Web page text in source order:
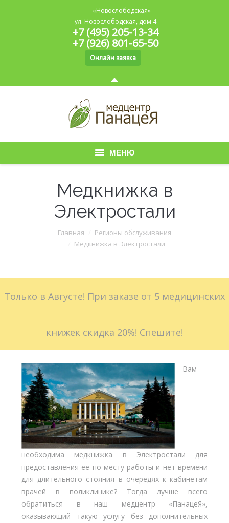
«Новослободская»
ул. Новослободская, дом 4
+7 (495) 205-13-34
+7 (926) 801-65-50
Онлайн заявка
МЕНЮ
О медицинском центре
Больничные листы
Доставка
Медкнижка в
Электростали
Главная
Регионы обслуживания
Медкнижка в Электростали
Только в Августе! При заказе от 5 медицинских
книжек скидка 20%! Спешите!
Вам
необходима медкнижка в Электростали для
предоставления ее по месту работы и нет времени
для длительного стояния в очередях к кабинетам
врачей в поликлинике? Тогда лучше всего
обратиться в наш медцентр «ПанацеЯ»,
оказывающий такую услугу без дополнительных